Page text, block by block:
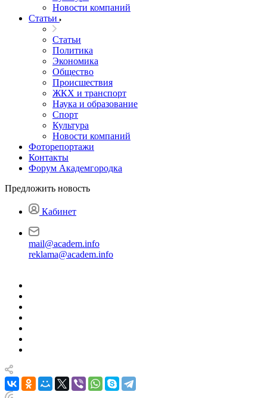
Новости компаний
Статьи
Статьи
Политика
Экономика
Общество
Происшествия
ЖКХ и транспорт
Наука и образование
Спорт
Культура
Новости компаний
Фоторепортажи
Контакты
Форум Академгородка
Предложить новость
Кабинет
mail@academ.info
reklama@academ.info